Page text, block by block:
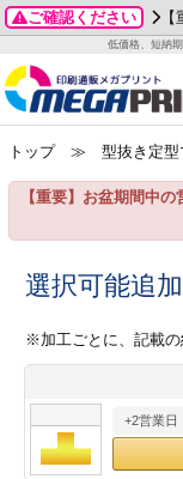
ご確認ください
低価格、短納
グッズ
ステッカー
ックカード印刷
業ツール印刷
＆盛り上げ印刷
お客様へ
いて
方法
/送料について
刷
カード印刷
ックカード名刺
ムカード
型マル型印刷
成前に
ガイド
加工指示ガイド
ード印刷
名刺印刷
ックカード
ード印刷
印刷
一覧
わせ
り
プル請求
2026年 8月
月
火 水 木
3
4 5 6
24
25 26 27
1
2 3
8 9 10
トップ≫ 型抜き定型マ
【重要】お盆期間中
選択可能追
※加工ごとに、記載の
+2営業日